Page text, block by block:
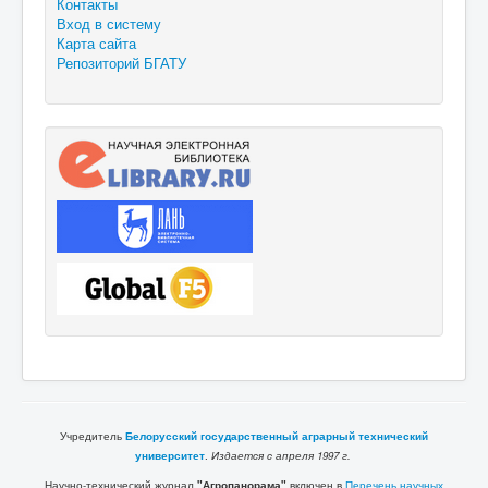
Вход в систему
Карта сайта
Репозиторий БГАТУ
Учредитель Белорусский государственный аграрный технический
университет. Издается с апреля 1997 г.